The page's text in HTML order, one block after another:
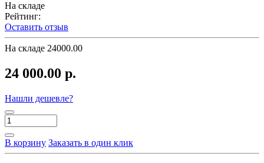
На складе
Рейтинг:
Оставить отзыв
На складе 24000.00
24 000.00 р.
Нашли дешевле?
В корзину Заказать в один клик